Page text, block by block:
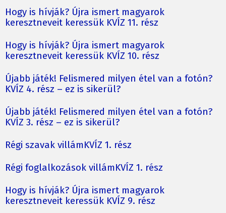
Hogy is hívják? Újra ismert magyarok
keresztneveit keressük KVÍZ 11. rész
Hogy is hívják? Újra ismert magyarok
keresztneveit keressük KVÍZ 10. rész
Újabb játék! Felismered milyen étel van a fotón?
KVÍZ 4. rész – ez is sikerül?
Újabb játék! Felismered milyen étel van a fotón?
KVÍZ 3. rész – ez is sikerül?
Régi szavak villámKVÍZ 1. rész
Régi foglalkozások villámKVÍZ 1. rész
Hogy is hívják? Újra ismert magyarok
keresztneveit keressük KVÍZ 9. rész